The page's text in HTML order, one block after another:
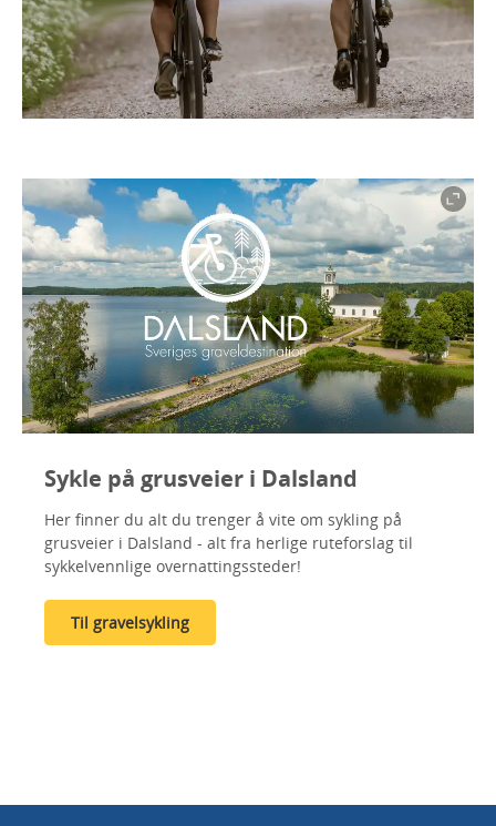
Sykle på grusveier i Dalsland
Her finner du alt du trenger å vite om sykling på
grusveier i Dalsland - alt fra herlige ruteforslag til
sykkelvennlige overnattingssteder!
Til gravelsykling